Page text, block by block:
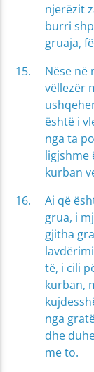
njerëzit
burri
gruaja,
Nëse në
vëllezër
është i
nga ta
ligjshme
kurban
Ai që
grua, i
gjitha
të, i cili
kurban,
nga
dhe
me to.